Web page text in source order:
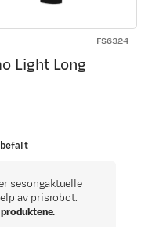
FS6324
Light Long
sesongaktuelle
av prisrobot.